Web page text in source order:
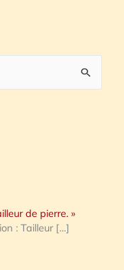
de pierre. »
: Tailleur […]